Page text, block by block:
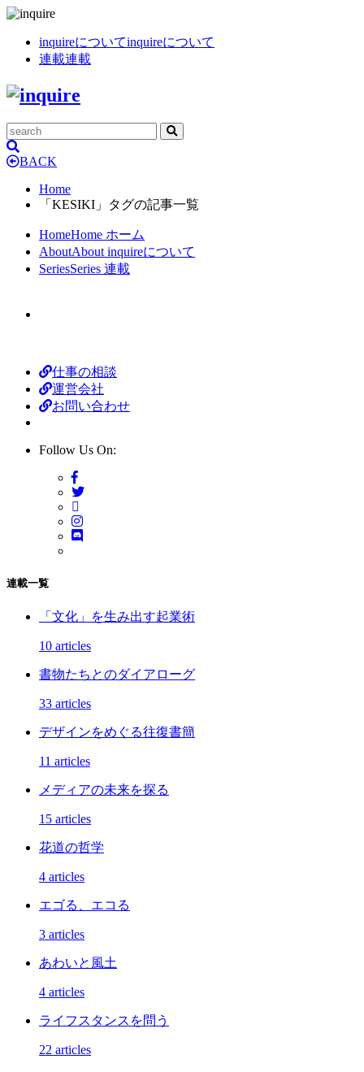
inquireについてinquireについて
連載連載
BACK
Home
「KESIKI」タグの記事一覧
HomeHome ホーム
AboutAbout inquireについて
SeriesSeries 連載
仕事の相談
運営会社
お問い合わせ
Follow Us On:
連載一覧
「文化」を生み出す起業術
10 articles
書物たちとのダイアローグ
33 articles
デザインをめぐる往復書簡
11 articles
メディアの未来を探る
15 articles
花道の哲学
4 articles
エゴる、エコる
3 articles
あわいと風土
4 articles
ライフスタンスを問う
22 articles